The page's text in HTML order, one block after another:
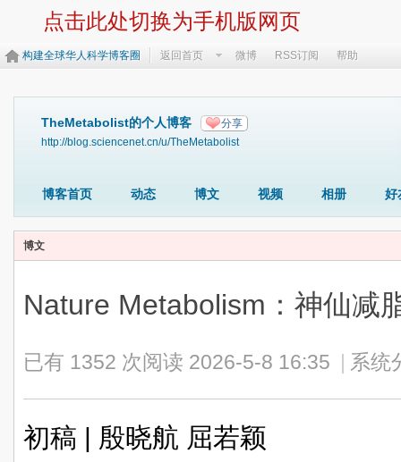
点击此处切换为手机版网页
构建全球华人科学博客圈 返回首页 微博 RSS订阅 帮助
TheMetabolist的个人博客 分享
http://blog.sciencenet.cn/u/TheMetabolist
博客首页 动态 博文 视频 相册 好
博文
Nature Metabolism：神仙减
已有 1352 次阅读 2026-5-8 16:35 系统
初稿 | 殷晓航 屈若颖